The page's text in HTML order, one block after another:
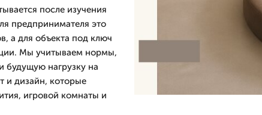
после изучения
предпринимателя это
а для объекта под ключ
Мы учитываем нормы,
будущую нагрузку на
и дизайн, которые
игровой комнаты и